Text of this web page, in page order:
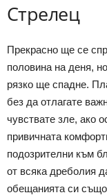
Стрелец
Прекрасно ще се
половина на деня,
рязко ще спадне.
без да отлагате
чувствате зле, ако
привичната
подозрителни към
от всяка дреболия
обещанията си